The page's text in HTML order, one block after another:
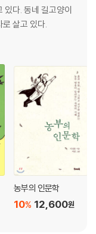
꿈
입사와 퇴사
있다. 동네 길고양이
살고 있다.
농부의 인문학
12,600원
10%